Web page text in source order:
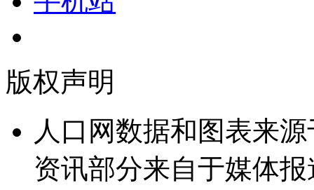
版权声明
人口网数据和图表来
资讯部分来自于媒体